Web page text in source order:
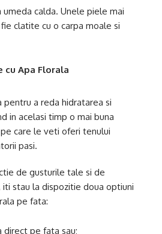
umeda calda. Unele piele mai
clatite cu o carpa moale si
cu Apa Florala
a reda hidratarea si
in acelasi timp o mai buna
care le veti oferi tenului
pasi.
de gusturile tale si de
stau la dispozitie doua optiuni
pe fata:
direct pe fata sau;